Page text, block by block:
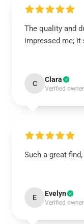
The quality and
impressed me; it
C Clara
Verified owner
Such a great
E Evelyn
Verified owner